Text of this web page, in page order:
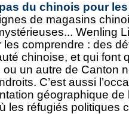
pas du chinois pour
de magasins
Wenling
les comprendre : des
chinoise, et qui font
ou un autre de Canton
C’est aussi
géographique
les réfugiés politiques